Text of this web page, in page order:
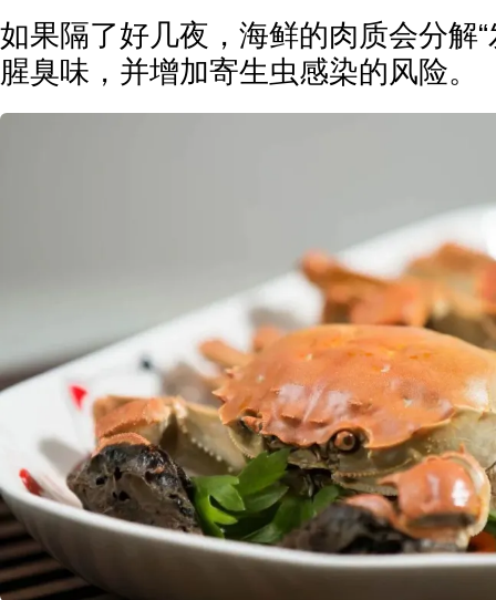
如果隔了好几夜，海鲜的肉质会分解
腥臭味，并增加寄生虫感染的风险。